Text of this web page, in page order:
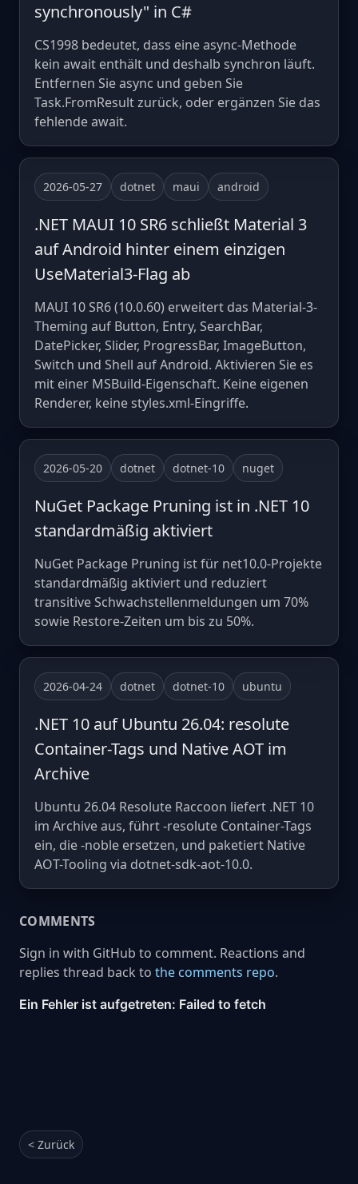
synchronously" in C#
CS1998 bedeutet, dass eine async-Methode
kein await enthält und deshalb synchron läuft.
Entfernen Sie async und geben Sie
Task.FromResult zurück, oder ergänzen Sie das
fehlende await.
2026-05-27 dotnet maui android
.NET MAUI 10 SR6 schließt Material 3
auf Android hinter einem einzigen
UseMaterial3-Flag ab
MAUI 10 SR6 (10.0.60) erweitert das Material-3-
Theming auf Button, Entry, SearchBar,
DatePicker, Slider, ProgressBar, ImageButton,
Switch und Shell auf Android. Aktivieren Sie es
mit einer MSBuild-Eigenschaft. Keine eigenen
Renderer, keine styles.xml-Eingriffe.
2026-05-20 dotnet dotnet-10 nuget
NuGet Package Pruning ist in .NET 10
standardmäßig aktiviert
NuGet Package Pruning ist für net10.0-Projekte
standardmäßig aktiviert und reduziert
transitive Schwachstellenmeldungen um 70%
sowie Restore-Zeiten um bis zu 50%.
2026-04-24 dotnet dotnet-10 ubuntu
.NET 10 auf Ubuntu 26.04: resolute
Container-Tags und Native AOT im
Archive
Ubuntu 26.04 Resolute Raccoon liefert .NET 10
im Archive aus, führt -resolute Container-Tags
ein, die -noble ersetzen, und paketiert Native
AOT-Tooling via dotnet-sdk-aot-10.0.
COMMENTS
Sign in with GitHub to comment. Reactions and
replies thread back to the comments repo.
< Zurück